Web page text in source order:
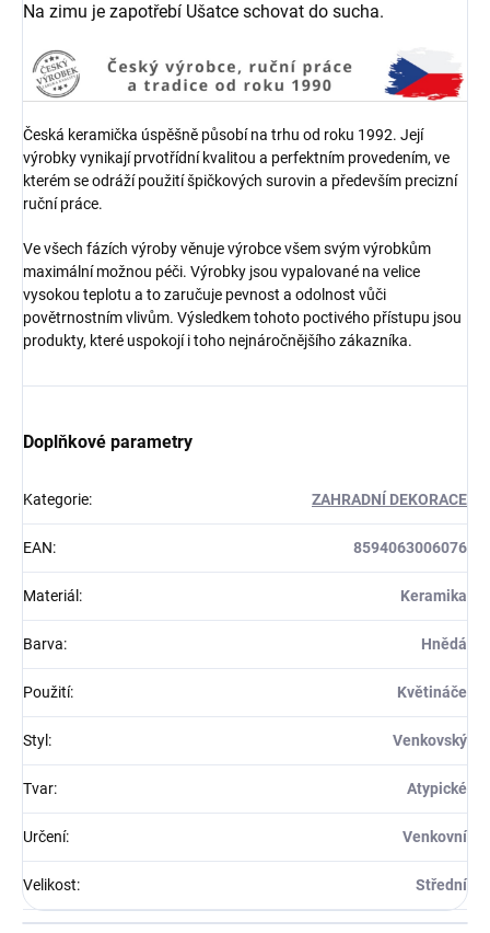
Na zimu je zapotřebí Ušatce schovat do sucha.
Česká keramička úspěšně působí na trhu od roku 1992. Její
výrobky vynikají prvotřídní kvalitou a perfektním provedením, ve
kterém se odráží použití špičkových surovin a především precizní
ruční práce.
Ve všech fázích výroby věnuje výrobce všem svým výrobkům
maximální možnou péči. Výrobky jsou vypalované na velice
vysokou teplotu a to zaručuje pevnost a odolnost vůči
povětrnostním vlivům. Výsledkem tohoto poctivého přístupu jsou
produkty, které uspokojí i toho nejnáročnějšího zákazníka.
Doplňkové parametry
Kategorie: ZAHRADNÍ DEKORACE
EAN: 8594063006076
Materiál : Keramika
Barva: Hnědá
Použití: Květináče
Styl : Venkovský
Tvar: Atypické
Určení: Venkovní
Velikost: Střední